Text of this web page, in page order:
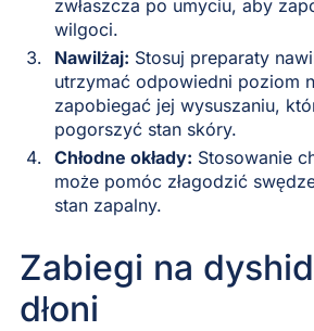
zwłaszcza po umyciu, aby
wilgoci.
Nawilżaj: Stosuj preparaty
utrzymać odpowiedni poziom
zapobiegać jej wysuszaniu,
pogorszyć stan skóry.
Chłodne okłady: Stosowanie
może pomóc złagodzić
stan zapalny.
Zabiegi na
dłoni